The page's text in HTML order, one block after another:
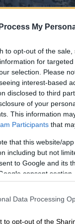
My
to opt-out of the
for
selection. Please
interest-based
disclosed to third
of your
This information
Participants that
that this website/
including but not
to Google and its
consent section.
Data Processing
to opt-out of the
το ΕΘΝΟΣ στη
στα
500€!